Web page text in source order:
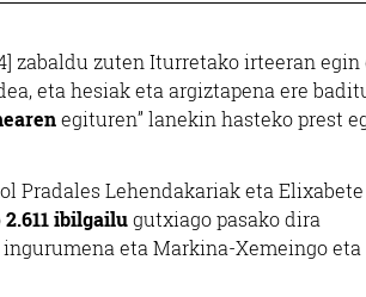
zabaldu zuten Iturretako irteeran egin
eta hesiak eta argiztapena ere
egituren” lanekin hasteko prest
Pradales Lehendakariak eta Elixabete
2.611 ibilgailugutxiago pasako dira
eta Markina-Xemeingo eta